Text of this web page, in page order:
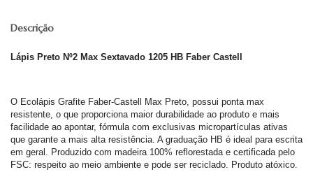
Descrição
Lápis Preto Nº2 Max Sextavado 1205 HB Faber Castell
O Ecolápis Grafite Faber-Castell Max Preto, possui ponta max
resistente, o que proporciona maior durabilidade ao produto e mais
facilidade ao apontar, fórmula com exclusivas micropartículas ativas
que garante a mais alta resistência. A graduação HB é ideal para escrita
em geral. Produzido com madeira 100% reflorestada e certificada pelo
FSC: respeito ao meio ambiente e pode ser reciclado. Produto atóxico.